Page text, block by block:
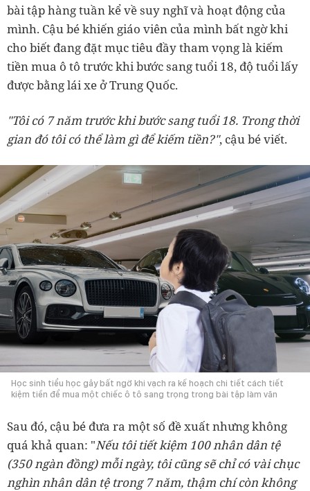
bài tập hàng tuần kể về suy nghĩ và hoạt động của
mình. Cậu bé khiến giáo viên của mình bất ngờ khi
cho biết đang đặt mục tiêu đầy tham vọng là kiếm
tiền mua ô tô trước khi bước sang tuổi 18, độ tuổi lấy
được bằng lái xe ở Trung Quốc.
"Tôi có 7 năm trước khi bước sang tuổi 18. Trong thời
gian đó tôi có thể làm gì để kiếm tiền?", cậu bé viết.
Học sinh tiểu học gây bất ngờ khi vạch ra kế hoạch chi tiết cách tiết
kiệm tiền để mua một chiếc ô tô sang trọng trong bài tập làm văn
Sau đó, cậu bé đưa ra một số đề xuất nhưng không
quá khả quan: "Nếu tôi tiết kiệm 100 nhân dân tệ
(350 ngàn đồng) mỗi ngày, tôi cũng sẽ chỉ có vài chục
nghìn nhân dân tệ trong 7 năm, thậm chí còn không